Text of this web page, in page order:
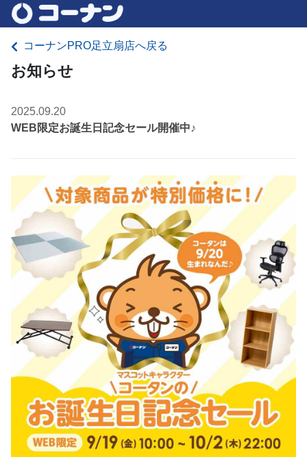
コーナンPRO足立扇店へ戻る
お知らせ
2025.09.20
WEB限定お誕生日記念セール開催中♪